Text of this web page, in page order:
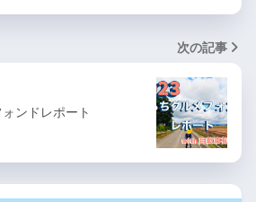
次の記事
ンドレポート